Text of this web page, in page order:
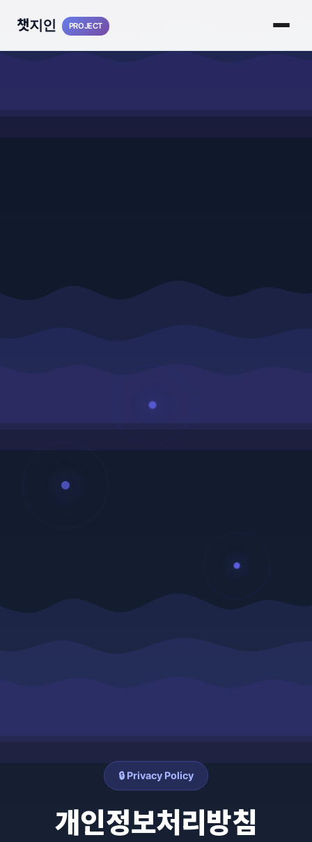
챗지인 PROJECT
🔒 Privacy Policy
개인정보처리방침